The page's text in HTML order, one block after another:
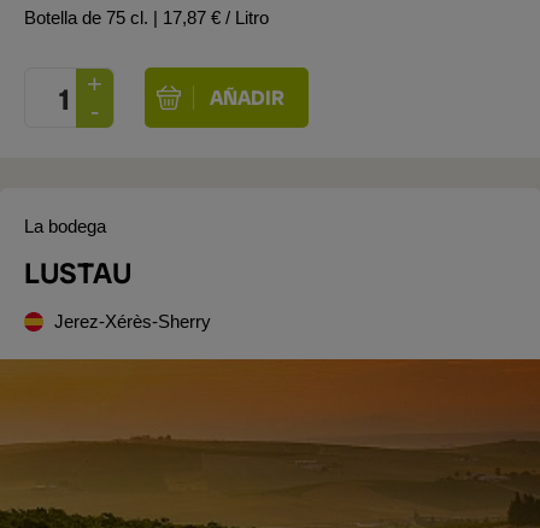
Botella de 75 cl. | 17,87 € / Litro
La bodega
LUSTAU
Jerez-Xérès-Sherry